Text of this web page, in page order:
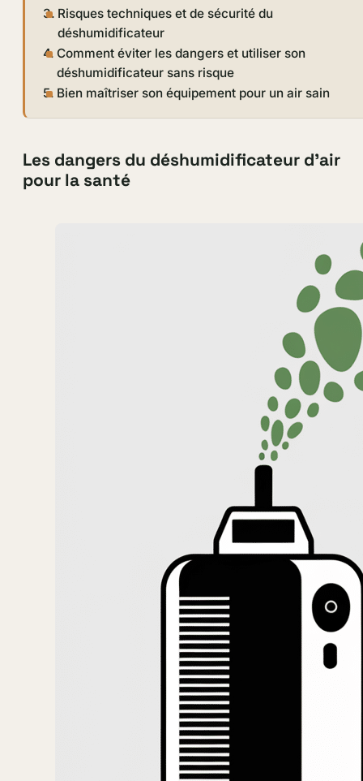
Risques techniques et de sécurité du
déshumidificateur
Comment éviter les dangers et utiliser son
déshumidificateur sans risque
Bien maîtriser son équipement pour un air sain
Les dangers du déshumidificateur d’air
pour la santé